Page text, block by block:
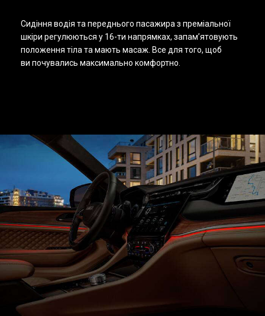
Сидіння водія та переднього пасажира з преміальної
шкіри регулюються у 16-ти напрямках, запам’ятовують
положення тіла та мають масаж. Все для того, щоб
ви почувались максимально комфортно.